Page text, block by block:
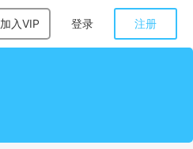
加入VIP 登录 注册